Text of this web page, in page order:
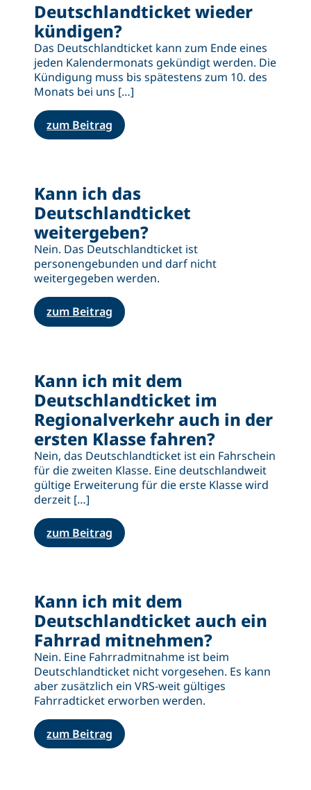
Deutschlandticket wieder
kündigen?
Das Deutschlandticket kann zum Ende eines
jeden Kalendermonats gekündigt werden. Die
Kündigung muss bis spätestens zum 10. des
Monats bei uns […]
zum Beitrag
Kann ich das
Deutschlandticket
weitergeben?
Nein. Das Deutschlandticket ist
personengebunden und darf nicht
weitergegeben werden.
zum Beitrag
Kann ich mit dem
Deutschlandticket im
Regionalverkehr auch in der
ersten Klasse fahren?
Nein, das Deutschlandticket ist ein Fahrschein
für die zweiten Klasse. Eine deutschlandweit
gültige Erweiterung für die erste Klasse wird
derzeit […]
zum Beitrag
Kann ich mit dem
Deutschlandticket auch ein
Fahrrad mitnehmen?
Nein. Eine Fahrradmitnahme ist beim
Deutschlandticket nicht vorgesehen. Es kann
aber zusätzlich ein VRS-weit gültiges
Fahrradticket erworben werden.
zum Beitrag